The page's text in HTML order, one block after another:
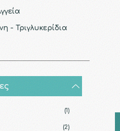
- Τριγλυκερίδια
(1)
(2)